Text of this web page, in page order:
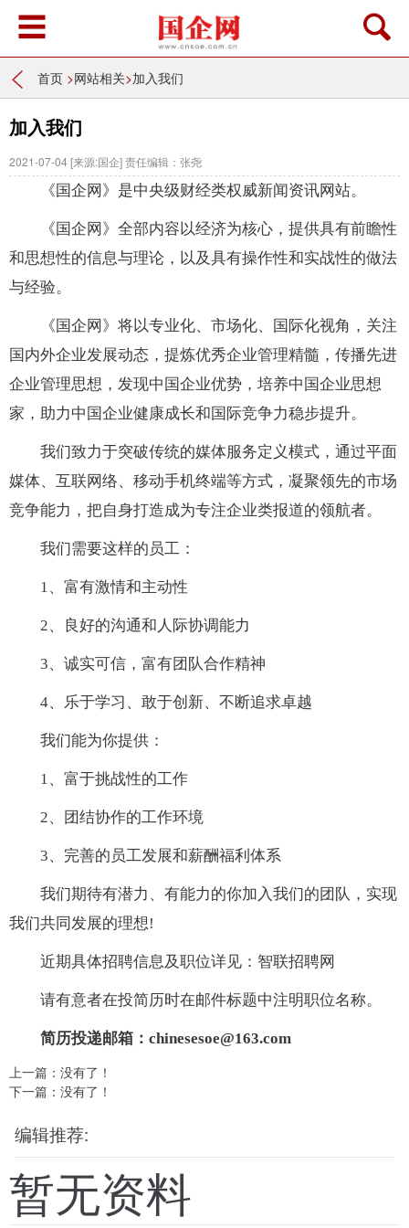
首页 >网站相关>加入我们
加入我们
2021-07-04[来源:国企]责任编辑：张尧
《国企网》是中央级财经类权威新闻资讯网站。
《国企网》全部内容以经济为核心，提供具有前瞻性
和思想性的信息与理论，以及具有操作性和实战性的做法
与经验。
《国企网》将以专业化、市场化、国际化视角，关注
国内外企业发展动态，提炼优秀企业管理精髓，传播先进
企业管理思想，发现中国企业优势，培养中国企业思想
家，助力中国企业健康成长和国际竞争力稳步提升。
我们致力于突破传统的媒体服务定义模式，通过平面
媒体、互联网络、移动手机终端等方式，凝聚领先的市场
竞争能力，把自身打造成为专注企业类报道的领航者。
我们需要这样的员工：
1、富有激情和主动性
2、良好的沟通和人际协调能力
3、诚实可信，富有团队合作精神
4、乐于学习、敢于创新、不断追求卓越
我们能为你提供：
1、富于挑战性的工作
2、团结协作的工作环境
3、完善的员工发展和薪酬福利体系
我们期待有潜力、有能力的你加入我们的团队，实现
我们共同发展的理想!
近期具体招聘信息及职位详见：智联招聘网
请有意者在投简历时在邮件标题中注明职位名称。
简历投递邮箱： chinesesoe@163.com
上一篇：没有了！
下一篇：没有了！
编辑推荐:
暂无资料